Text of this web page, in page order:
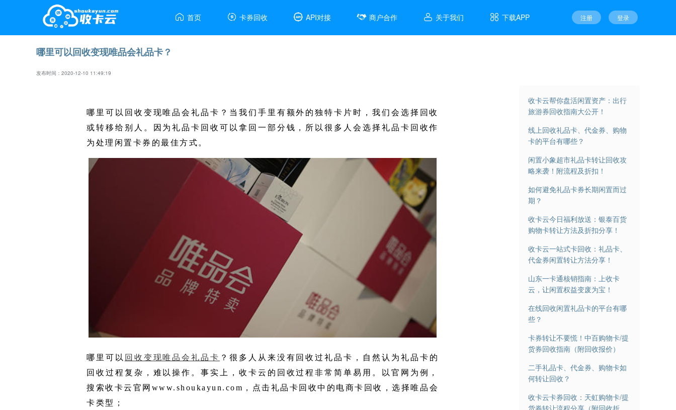
 首页  卡券回收  API对接  商户合作  关于我们  下载APP 注册 登录
哪里可以回收变现唯品会礼品卡？
发布时间：2020-12-10 11:49:19
哪里可以回收变现唯品会礼品卡？当我们手里有额外的独特卡片时，我们会选择回收
或转移给别人。因为礼品卡回收可以拿回一部分钱，所以很多人会选择礼品卡回收作
为处理闲置卡券的最佳方式。
哪里可以 回收变现唯品会礼品卡 ？很多人从来没有回收过礼品卡，自然认为礼品卡的
回收过程复杂，难以操作。事实上，收卡云的回收过程非常简单易用。以官网为例，
搜索收卡云官网www.shoukayun.com，点击礼品卡回收中的电商卡回收，选择唯品会
卡类型；
收卡云帮你盘活闲置资产：出行
旅游券回收指南大公开！
线上回收礼品卡、代金券、购物
卡的平台有哪些？
闲置小象超市礼品卡转让回收攻
略来袭！附流程及折扣！
如何避免礼品卡券长期闲置而过
期？
收卡云今日福利放送：银泰百货
购物卡转让方法及折扣分享！
收卡云一站式卡回收：礼品卡、
代金券闲置转让方法分享！
山东一卡通核销指南：上收卡
云，让闲置权益变废为宝！
在线回收闲置礼品卡的平台有哪
些？
卡券转让不要慌！中百购物卡/提
货券回收指南（附回收报价）
二手礼品卡、代金券、购物卡如
何转让回收？
收卡云卡券回收：天虹购物卡/提
货券转让流程分享（附回收折